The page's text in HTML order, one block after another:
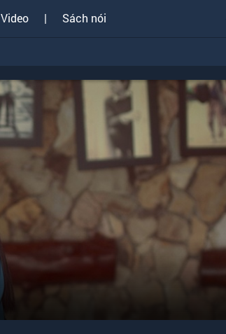
Video | Sách nói